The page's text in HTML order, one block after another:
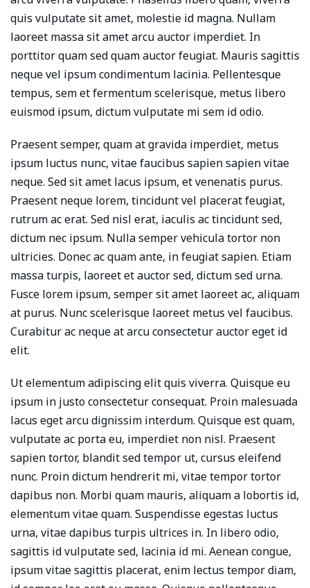
quis vulputate sit amet, molestie id magna. Nullam
laoreet massa sit amet arcu auctor imperdiet. In
porttitor quam sed quam auctor feugiat. Mauris sagittis
neque vel ipsum condimentum lacinia. Pellentesque
tempus, sem et fermentum scelerisque, metus libero
euismod ipsum, dictum vulputate mi sem id odio.
Praesent semper, quam at gravida imperdiet, metus
ipsum luctus nunc, vitae faucibus sapien sapien vitae
neque. Sed sit amet lacus ipsum, et venenatis purus.
Praesent neque lorem, tincidunt vel placerat feugiat,
rutrum ac erat. Sed nisl erat, iaculis ac tincidunt sed,
dictum nec ipsum. Nulla semper vehicula tortor non
ultricies. Donec ac quam ante, in feugiat sapien. Etiam
massa turpis, laoreet et auctor sed, dictum sed urna.
Fusce lorem ipsum, semper sit amet laoreet ac, aliquam
at purus. Nunc scelerisque laoreet metus vel faucibus.
Curabitur ac neque at arcu consectetur auctor eget id
elit.
Ut elementum adipiscing elit quis viverra. Quisque eu
ipsum in justo consectetur consequat. Proin malesuada
lacus eget arcu dignissim interdum. Quisque est quam,
vulputate ac porta eu, imperdiet non nisl. Praesent
sapien tortor, blandit sed tempor ut, cursus eleifend
nunc. Proin dictum hendrerit mi, vitae tempor tortor
dapibus non. Morbi quam mauris, aliquam a lobortis id,
elementum vitae quam. Suspendisse egestas luctus
urna, vitae dapibus turpis ultrices in. In libero odio,
sagittis id vulputate sed, lacinia id mi. Aenean congue,
ipsum vitae sagittis placerat, enim lectus tempor diam,